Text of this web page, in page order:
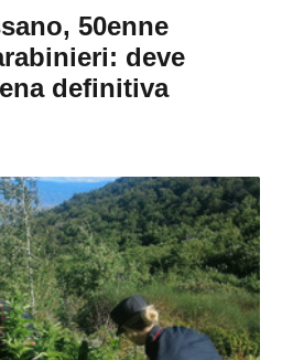
50enne
deve
definitiva